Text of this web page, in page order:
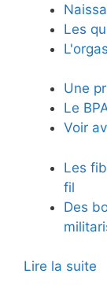
Les
Une
Le
Voir
Les
fil
Des
Lire la suite